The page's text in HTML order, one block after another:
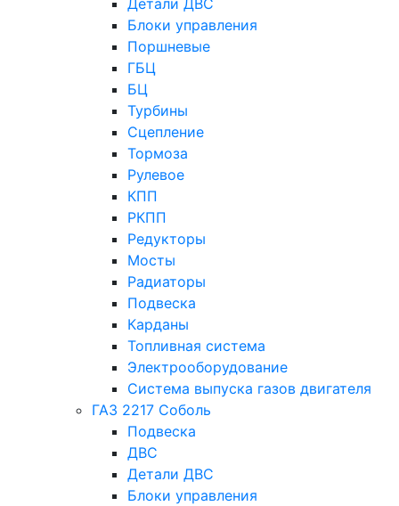
Блоки управления
Поршневые
ГБЦ
БЦ
Турбины
Сцепление
Тормоза
Рулевое
КПП
РКПП
Редукторы
Мосты
Радиаторы
Подвеска
Карданы
Топливная система
Электрооборудование
Система выпуска газов двигателя
ГАЗ 2217 Соболь
Подвеска
ДВС
Детали ДВС
Блоки управления